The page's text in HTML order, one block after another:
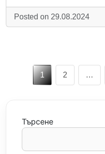
Posted on 29.08.2024
1 2 …
Търсене